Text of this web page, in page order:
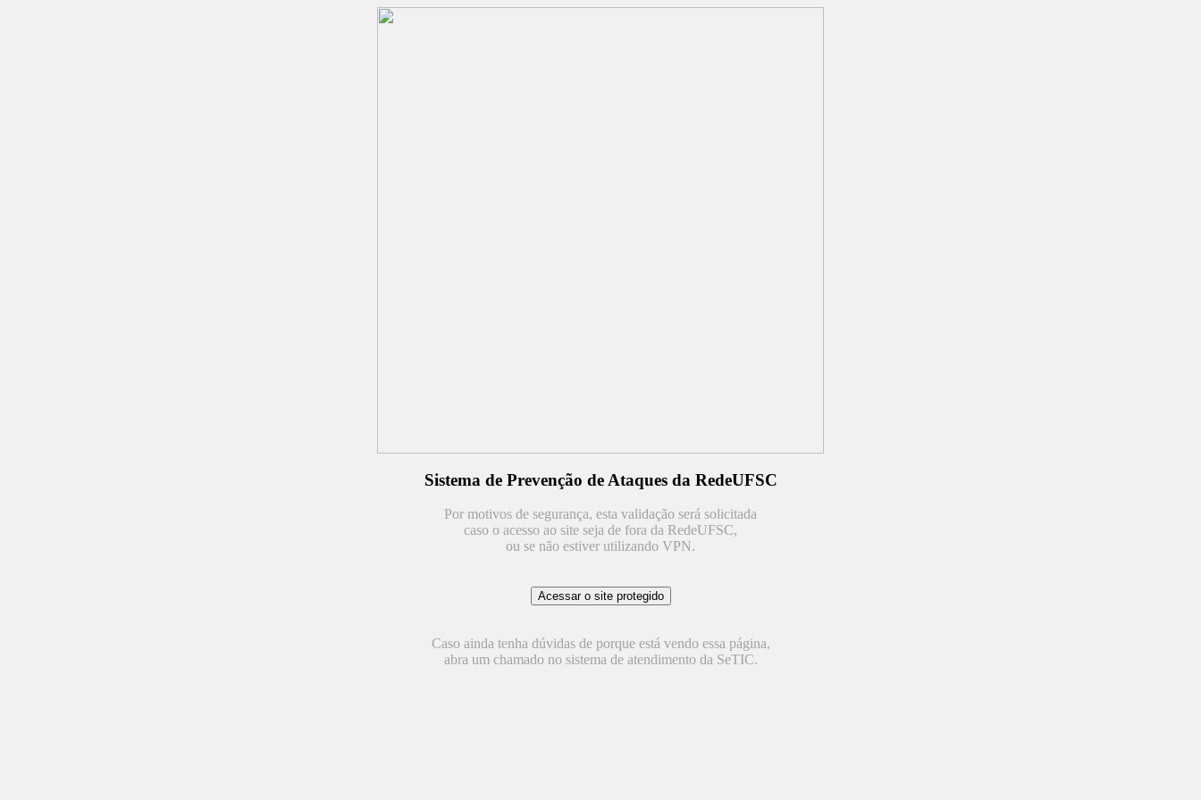
Sistema de Prevenção de Ataques da RedeUFSC
Por motivos de segurança, esta validação será solicitada
caso o acesso ao site seja de fora da RedeUFSC,
ou se não estiver utilizando VPN.
Caso ainda tenha dúvidas de porque está vendo essa página,
abra um chamado no sistema de atendimento da SeTIC.